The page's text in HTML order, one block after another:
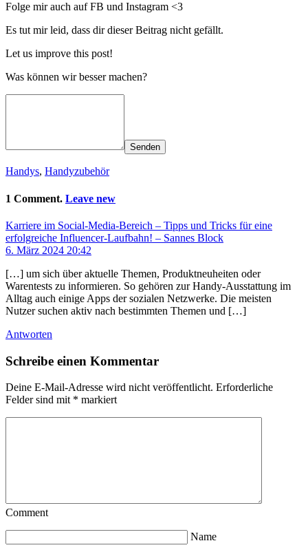
Folge mir auch auf FB und Instagram <3
Es tut mir leid, dass dir dieser Beitrag nicht gefällt.
Let us improve this post!
Was können wir besser machen?
Senden
Handys, Handyzubehör
1 Comment. Leave new
Karriere im Social-Media-Bereich – Tipps und Tricks für eine
erfolgreiche Influencer-Laufbahn! – Sannes Block
6. März 2024 20:42
[…] um sich über aktuelle Themen, Produktneuheiten oder
Warentests zu informieren. So gehören zur Handy-Ausstattung im
Alltag auch einige Apps der sozialen Netzwerke. Die meisten
Nutzer suchen aktiv nach bestimmten Themen und […]
Antworten
Schreibe einen Kommentar
Deine E-Mail-Adresse wird nicht veröffentlicht. Erforderliche
Felder sind mit * markiert
Comment
Name